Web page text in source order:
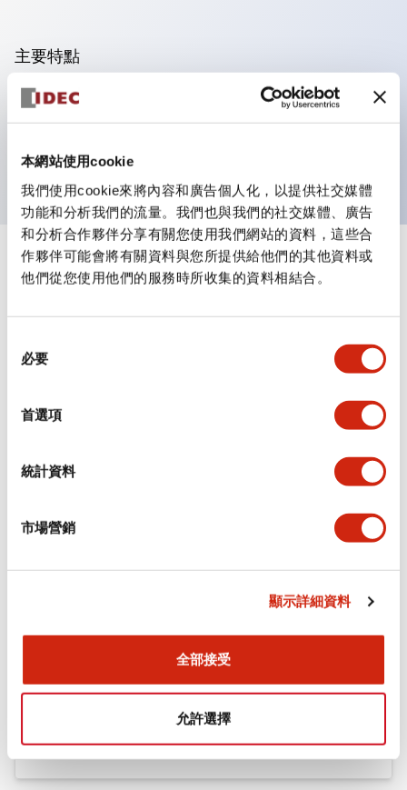
本網站使用cookie
我們使用cookie來將內容和廣告個人化，以提供社交媒體
功能和分析我們的流量。我們也與我們的社交媒體、廣告
和分析合作夥伴分享有關您使用我們網站的資料，這些合
作夥伴可能會將有關資料與您所提供給他們的其他資料或
他們從您使用他們的服務時所收集的資料相結合。
必要
首選項
統計資料
市場營銷
顯示詳細資料
全部接受
允許選擇
主要特點
可進行集合密著安裝
附鎖選擇開關採用高安全性的彈子鎖結構
防護結構為IP65（IEC60529）
規格
環境規範
機械規格
Flush Silhouette LW系列 控制元件 (英文版)
1.23MB